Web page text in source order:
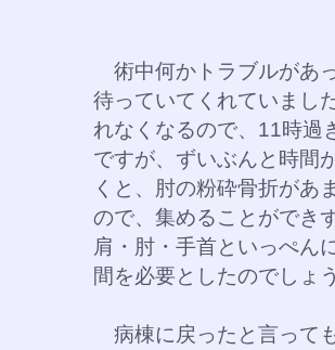
術中何かトラブルがあ
待っていてくれていまし
れなくなるので、11時過
ですが、ずいぶんと時間
くと、肘の粉砕骨折があ
ので、集めることができ
肩・肘・手首といっぺん
間を必要としたのでしょ
病棟に戻ったと言って